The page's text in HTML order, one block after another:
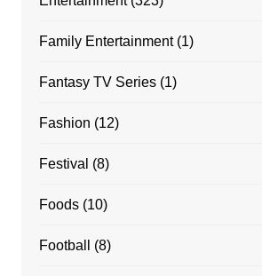
Family Entertainment(1)
Fantasy TV Series(1)
Fashion (12)
Festival (8)
Foods(10)
Football (8)